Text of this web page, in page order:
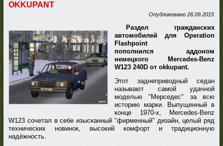
OKKUPANT
Опубликовано 26.09.2015
Раздел гражданских
автомобилей для Operation
Flashpoint
пополнился аддоном
немецкого Mercedes-Benz
W123 240D от okkupant.
Этот заднеприводный седан
называют самой удачной
моделью "Мерседес" за всю
историю марки. Выпущенный в
конце 1970-х, Mercedes-Benz
W123 сочетал в себе изысканный "фирменный" дизайн, целый ряд
технических новинок, высокий комфорт и традиционную
надёжность.